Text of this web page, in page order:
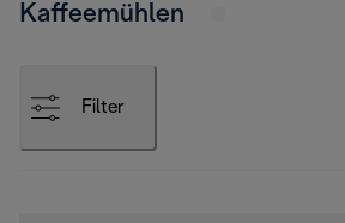
Kaffeemühlen
Filter